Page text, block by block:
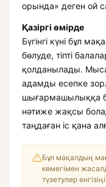
орында» деген ой
Қазіргі өмірде
Бүгінгі күні бұл
бөлуде, тіпті
қолданылады.
адамды есепке
шығармашылыққа
нәтиже жақсы
таңдаған іс қана
Бұл мақалдың
көмегімен
түзетулер